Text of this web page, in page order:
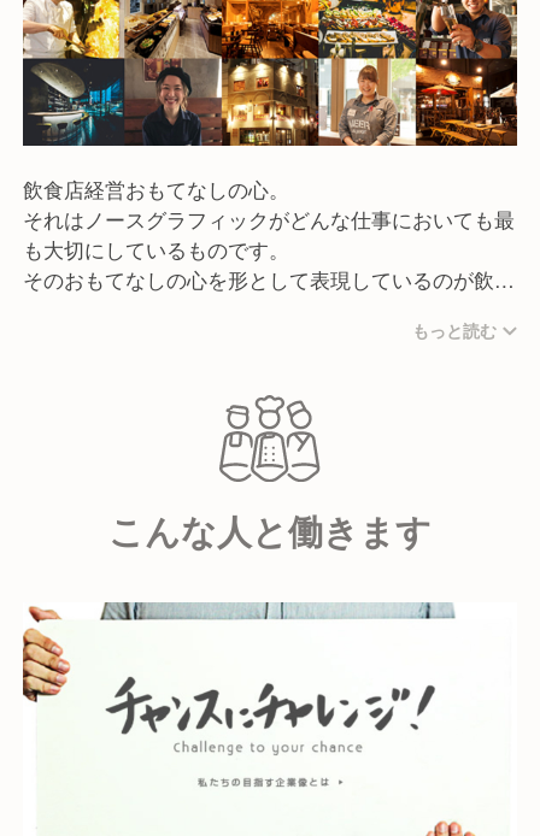
飲食店経営おもてなしの心。
それはノースグラフィックがどんな仕事においても最
も大切にしているものです。
そのおもてなしの心を形として表現しているのが飲食
デザイン会社ならではの店舗空間のイメージ作りと、
様からご支持を頂いております。
ここでしか食べられない料理、ここでしか飲めないお
酒、ここでしか感じられない空間、
ここでしか会えない人、ここでしか感じられない非日
するスタッフの笑顔、接客。
そのすべてを五感でお客様に楽しんで頂きたい、お客
様にいつもちょっとしたワクワクを
感じていただきたい、そう考えています。
▶インバウンド専門店企画、運営
インバウンド需要に対して、飲食店企画・運営で培
もっと読む
こんな人と働きます